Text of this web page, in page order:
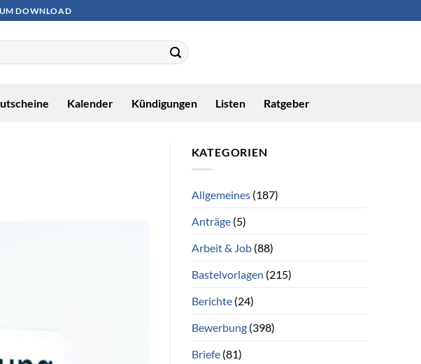
DOWNLOAD
Kalender Kündigungen Listen Ratgeber
KATEGORIEN
Allgemeines(187)
Anträge(5)
Arbeit & Job(88)
Bastelvorlagen (215)
Berichte(24)
Bewerbung(398)
Briefe(81)